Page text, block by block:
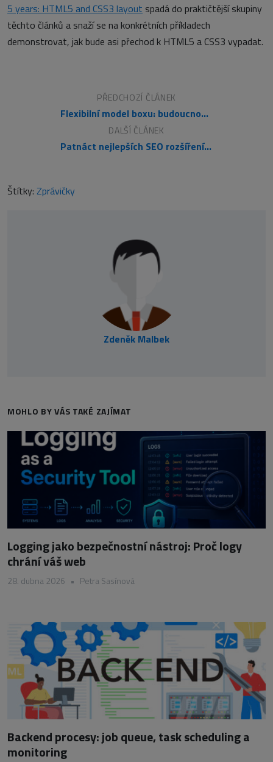
5 years: HTML5 and CSS3 layout spadá do praktičtější skupiny
těchto článků a snaží se na konkrétních příkladech
demonstrovat, jak bude asi přechod k HTML5 a CSS3 vypadat.
PŘEDCHOZÍ ČLÁNEK
Flexibilní model boxu: budoucnost návrhu WWW stránek?
DALŠÍ ČLÁNEK
Patnáct nejlepších SEO rozšíření pro Joomlu
Štítky: Zprávičky
Zdeněk Malbek
MOHLO BY VÁS TAKÉ ZAJÍMAT
Logging jako bezpečnostní nástroj: Proč logy
chrání váš web
28. dubna 2026 • Petra Sasínová
Backend procesy: job queue, task scheduling a
monitoring